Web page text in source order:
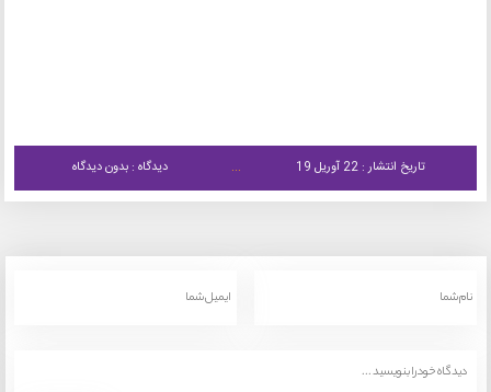
تاریخ انتشار : 22 آوریل 19 دیدگاه : بدون دیدگاه